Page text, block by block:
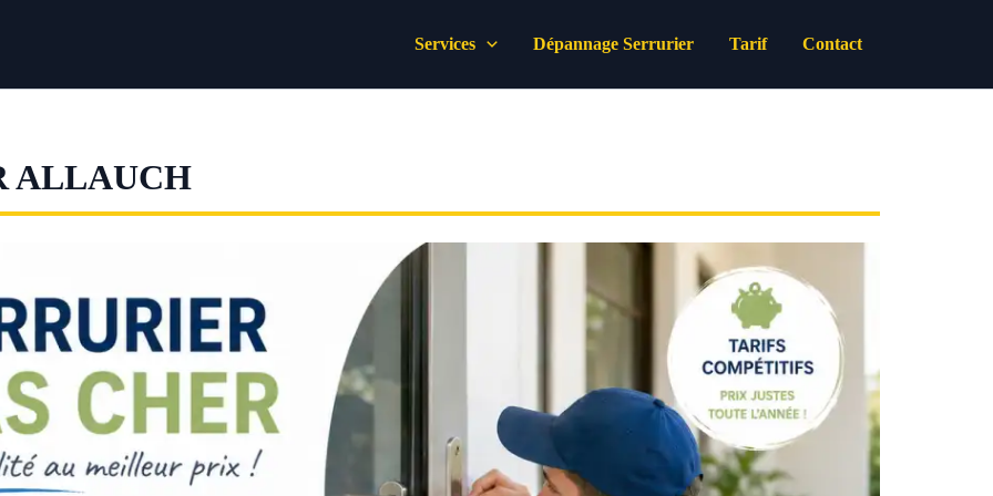
Services Dépannage Serrurier Tarif Contact
ALLAUCH